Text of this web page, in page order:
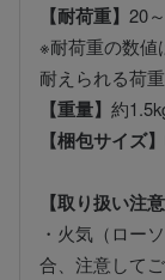
【耐荷重】 20
※耐荷重の数値
耐えられる荷
【重量】 約
【梱包サイズ】
【取り扱い注
・火気（ロー
合、注意して